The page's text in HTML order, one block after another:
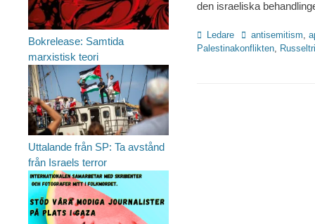
den israeliska
Kategorier
Ledare Etiketter
antisemitism
Palestinakonflikten
Bokrelease: Samtida
marxistisk teori
Uttalande från SP: Ta avstånd
från Israels terror